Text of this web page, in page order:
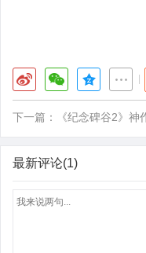
下一篇： 《纪念碑谷2》
最新评论(1)